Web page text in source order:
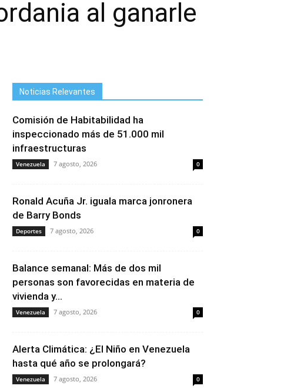
al ganarle
Noticias Relevantes
Comisión de Habitabilidad ha
inspeccionado más de 51.000 mil
infraestructuras
Venezuela 7 agosto, 2026 0
Ronald Acuña Jr. iguala marca jonronera
de Barry Bonds
Deportes 7 agosto, 2026 0
Balance semanal: Más de dos mil
personas son favorecidas en materia de
vivienda y...
Venezuela 7 agosto, 2026 0
Alerta Climática: ¿El Niño en Venezuela
hasta qué año se prolongará?
Venezuela 7 agosto, 2026 0